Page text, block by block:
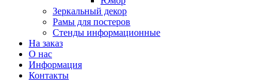
Зеркальный декор
Рамы для постеров
Стенды информационные
На заказ
О нас
Информация
Контакты